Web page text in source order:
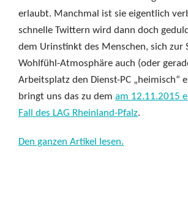
erlaubt. Manchmal ist sie eigentlich
schnelle Twittern wird dann doch
dem Urinstinkt des Menschen, sich zur
Wohlfühl-Atmosphäre auch (oder
Arbeitsplatz den Dienst-PC „heimisch“
bringt uns das zu dem am 12.11.2015
Fall des LAG Rheinland-Pfalz.
Den ganzen Artikel lesen.